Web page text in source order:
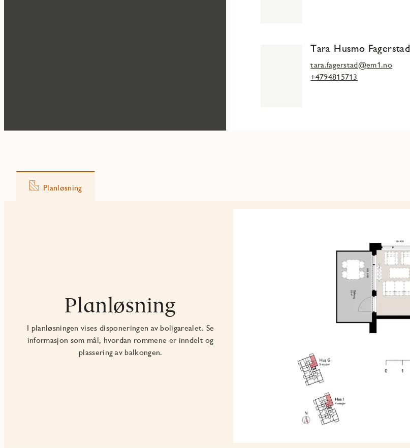
Tara Husmo Fagerstad
tara.fagerstad@em1.no
+4794815713
Planløsning
Planløsning
I planløsningen vises disponeringen av boligarealet. Se
informasjon som mål, hvordan rommene er inndelt og
plassering av balkongen.